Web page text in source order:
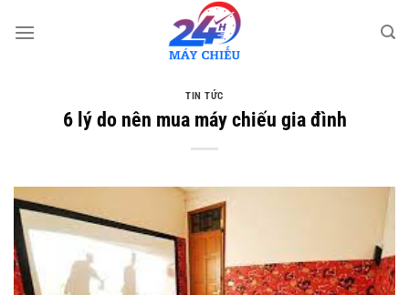
qua
TIN TỨC
6 lý do nên mua máy chiếu gia đình